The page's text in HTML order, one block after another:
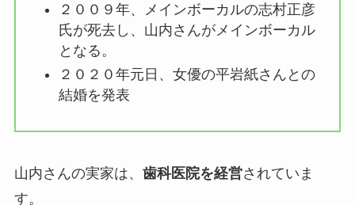
２００９年、メインボーカルの志村正彦
氏が死去し、山内さんがメインボーカル
となる。
２０２０年元日、女優の平岩紙さんとの
結婚を発表
山内さんの実家は、 歯科医院を経営されていま
す。